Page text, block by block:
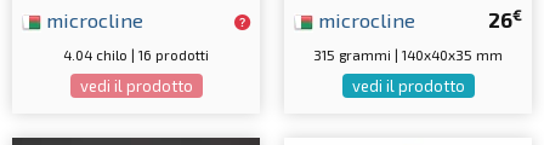
microcline
4.04 chilo | 16 prodotti
vedi il prodotto
26€
microcline
315 grammi | 140x40x35 mm
vedi il prodotto